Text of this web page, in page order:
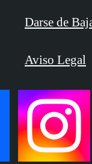
Darse de
Aviso Legal